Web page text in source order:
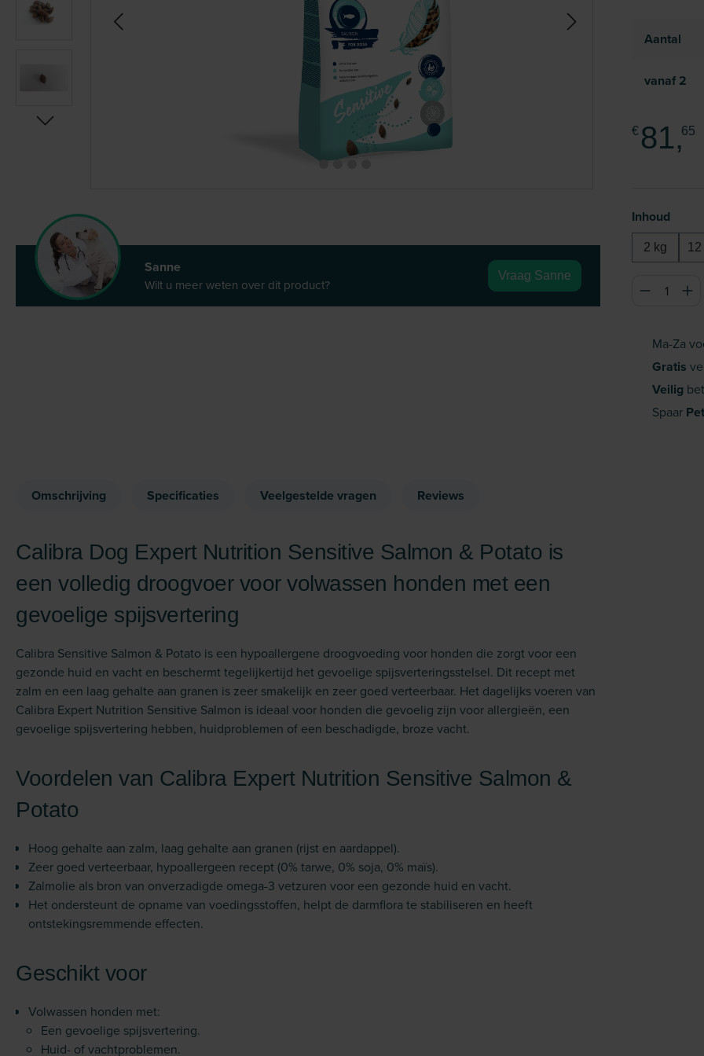
Sanne
Wilt u meer weten over dit product?
Vraag Sanne
Aantal
vanaf 2
€ 81,65
Selecteer
Inhoud
2 kg
Ma-Za
Gratis
Veilig
Spaar
Omschrijving Specificaties Veelgestelde vragen Reviews
Calibra Dog Expert Nutrition Sensitive Salmon & Potato is
een volledig droogvoer voor volwassen honden met een
gevoelige spijsvertering
Calibra Sensitive Salmon & Potato is een hypoallergene droogvoeding voor honden die zorgt voor een
gezonde huid en vacht en beschermt tegelijkertijd het gevoelige spijsverteringsstelsel. Dit recept met
zalm en een laag gehalte aan granen is zeer smakelijk en zeer goed verteerbaar. Het dagelijks voeren van
Calibra Expert Nutrition Sensitive Salmon is ideaal voor honden die gevoelig zijn voor allergieën, een
gevoelige spijsvertering hebben, huidproblemen of een beschadigde, broze vacht.
Voordelen van Calibra Expert Nutrition Sensitive Salmon &
Potato
Hoog gehalte aan zalm, laag gehalte aan granen (rijst en aardappel).
Zeer goed verteerbaar, hypoallergeen recept (0% tarwe, 0% soja, 0% maïs).
Zalmolie als bron van onverzadigde omega-3 vetzuren voor een gezonde huid en vacht.
Het ondersteunt de opname van voedingsstoffen, helpt de darmflora te stabiliseren en heeft
ontstekingsremmende effecten.
Geschikt voor
Volwassen honden met:
Een gevoelige spijsvertering.
Huid- of vachtproblemen.